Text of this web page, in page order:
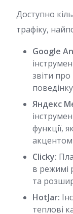
Доступно
трафіку,
Google
звіти про
Яндекс
функції,
Clicky:
в режимі
та
HotJar:
теплові